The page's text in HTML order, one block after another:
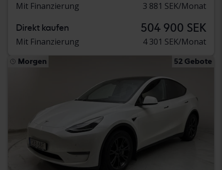
Mit Finanzierung 3 881 SEK/Monat
Direkt kaufen 504 900 SEK
Mit Finanzierung 4 301 SEK/Monat
Morgen 52 Gebote